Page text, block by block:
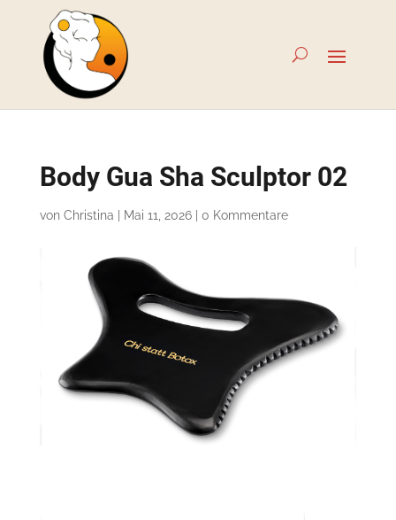
Body Gua Sha Sculptor 02
von Christina Mai 11, 2026| 0 Kommentare